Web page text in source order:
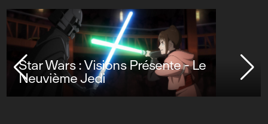
Star Wars : Visions Présente - Le
Neuvième Jedi